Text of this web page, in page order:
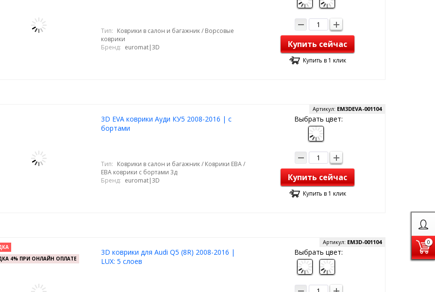
0
Тип: Коврики в салон и багажник / Ворсовые
коврики
Бренд: euromat|3D Купить сейчас
Купить в 1 клик
3D EVA коврики Ауди КУ5 2008-2016 | с
бортами
Артикул: EM3DEVA-001104
Тип: Коврики в салон и багажник / Коврики ЕВА /
ЕВА коврики с бортами 3д
Бренд: euromat|3D
Выбрать цвет:
Купить сейчас
Купить в 1 клик
4% ПРИ ОНЛАЙН ОПЛАТЕ
3D коврики для Audi Q5 (8R) 2008-2016 |
LUX: 5 слоев
Артикул: EM3D-001104
Выбрать цвет: